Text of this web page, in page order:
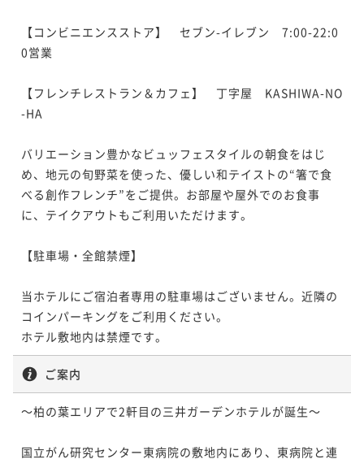
【コンビニエンスストア】　セブン-イレブン　7:00-22:0
0営業
【フレンチレストラン＆カフェ】　丁字屋　KASHIWA-NO
-HA
バリエーション豊かなビュッフェスタイルの朝食をはじ
め、地元の旬野菜を使った、優しい和テイストの“箸で食
べる創作フレンチ”をご提供。お部屋や屋外でのお食事
に、テイクアウトもご利用いただけます。
【駐車場・全館禁煙】
当ホテルにご宿泊者専用の駐車場はございません。近隣の
コインパーキングをご利用ください。
ホテル敷地内は禁煙です。
ご案内
～柏の葉エリアで2軒目の三井ガーデンホテルが誕生～
国立がん研究センター東病院の敷地内にあり、東病院と連